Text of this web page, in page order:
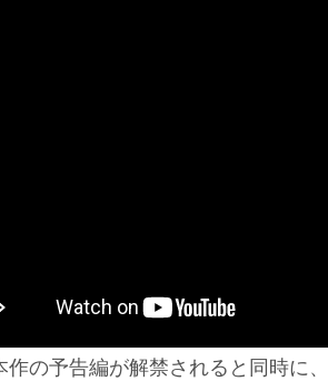
作の予告編が解禁されると同時に、